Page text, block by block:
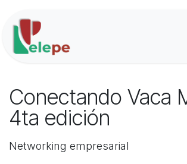
Conectando Vaca
4ta edición
Networking empresarial